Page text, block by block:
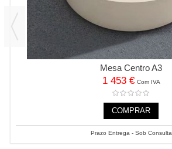
Mesa Centro A3
1 453 € Com IVA
COMPRAR
Prazo Entrega - Sob Consulta